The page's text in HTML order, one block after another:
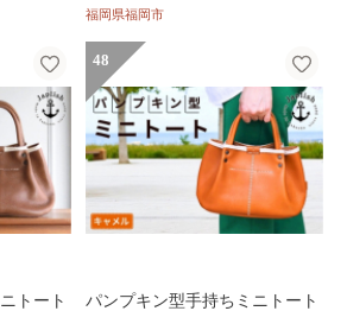
福岡県福岡市
トート
48
パンプキン型手持ちミニトート